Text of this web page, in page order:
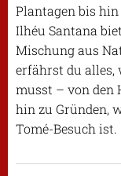
Plantagen bis
Ilhéu Santana
Mischung aus
erfährst du alles,
musst – von den
hin zu Gründen,
Tomé-Besuch ist.